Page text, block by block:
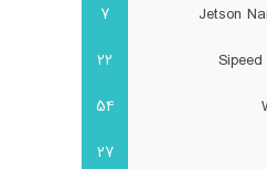
7
22
54
27